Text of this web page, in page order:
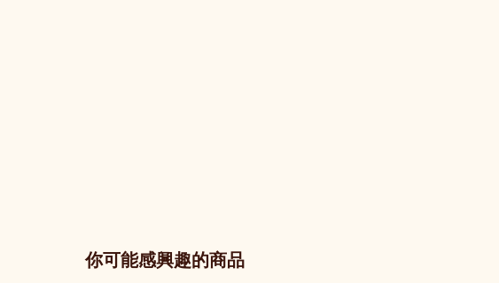
你可能感興趣的商品